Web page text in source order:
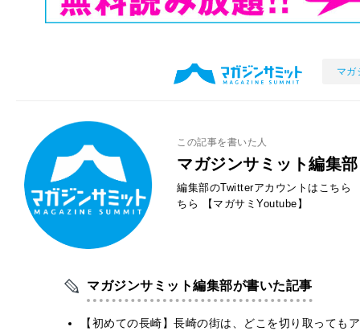
マガ
この記事を書いた人
マガジンサミット編集部
編集部のTwitterアカウントはこちら
ちら
【マガサミYoutube】
マガジンサミット編集部が書いた記事
【初めての長崎】長崎の街は、どこを切り取って